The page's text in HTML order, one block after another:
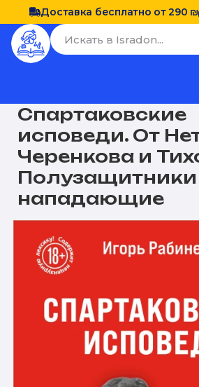
Доставка бесплатно от 290 ₪
Спартаковские
исповеди. От
Черенкова и
Полузащитники
нападающие